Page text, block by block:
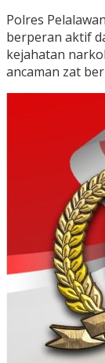
Polres
berperan aktif
kejahatan
ancaman zat